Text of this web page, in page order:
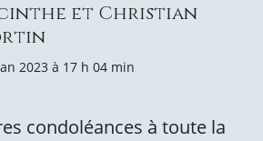
et Christian
2023 à 17 h 04 min
condoléances à toute la